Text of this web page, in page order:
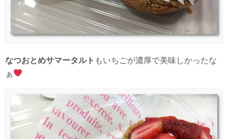
なつおとめサマータルト もいちごが濃厚で美味しかったな
ぁ